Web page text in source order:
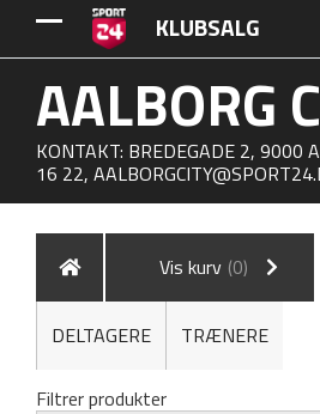
KLUBSALG
AALBORG
KONTAKT: BREDEGADE 2, 9000
16 22,
Vis kurv (0)
DELTAGERE TRÆNERE
Filtrer produkter